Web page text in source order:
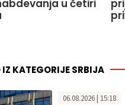
u četiri
KATEGORIJE SRBIJA
06.08.2026 | 15:18